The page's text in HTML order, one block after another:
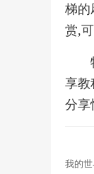
梯的
赏,
享教
分享
我的